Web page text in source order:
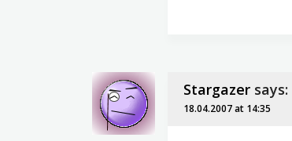
Stargazer says:
18.04.2007 at 14:35